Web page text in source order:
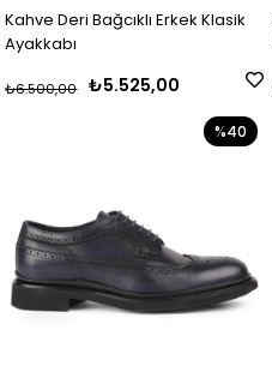
Kahve Deri Bağcıklı Erkek Klasik
Ayakkabı
₺5.525,00
₺6.500,00
%40